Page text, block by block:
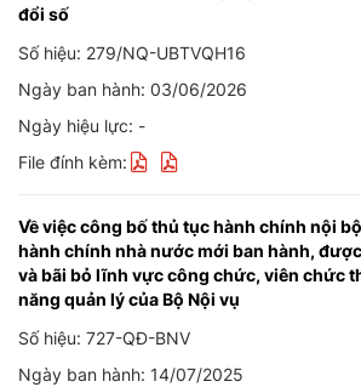
đổi số
Số hiệu: 279/NQ-UBTVQH16
Ngày ban hành: 03/06/2026
Ngày hiệu lực: -
File đính kèm:
Về việc công bố thủ tục hành chính nội
hành chính nhà nước mới ban hành,
và bãi bỏ lĩnh vực công chức, viên chức
năng quản lý của Bộ Nội vụ
Số hiệu: 727-QĐ-BNV
Ngày ban hành: 14/07/2025